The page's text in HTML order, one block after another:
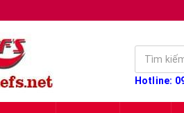
Hotline: